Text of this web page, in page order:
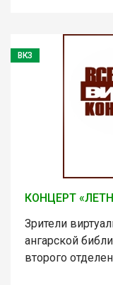
ВКЗ
КОНЦЕРТ
Зрители
ангарской
второго